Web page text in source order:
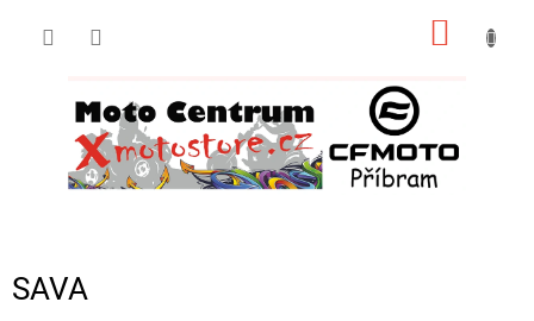
SAVA